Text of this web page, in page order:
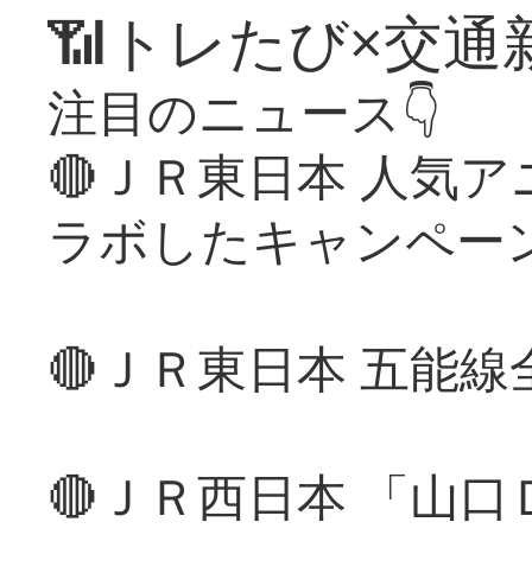
📶トレたび×交通
注目のニュース👇
🔴ＪＲ東日本 人気
ラボしたキャンペー
🔴ＪＲ東日本 五能
🔴ＪＲ西日本 「山